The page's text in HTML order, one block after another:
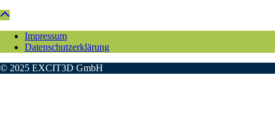
Impressum
Datenschutzerklärung
© 2025 EXCIT3D GmbH